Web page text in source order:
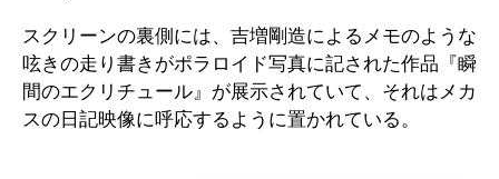
スクリーンの裏側には、吉増剛造によるメモのような
呟きの走り書きがポラロイド写真に記された作品『瞬
間のエクリチュール』が展示されていて、それはメカ
スの日記映像に呼応するように置かれている。